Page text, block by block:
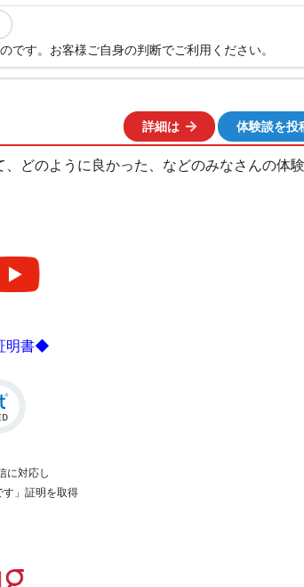
す。お客様ご自身の判断でご利用ください。
体験談を投
詳細は
どのように良かった、などのみなさんの体
明書◆
に対応し
」証明を取得